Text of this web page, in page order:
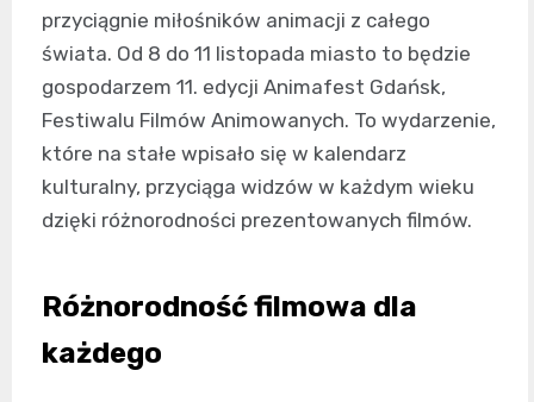
przyciągnie miłośników animacji z całego
świata. Od 8 do 11 listopada miasto to będzie
gospodarzem 11. edycji Animafest Gdańsk,
Festiwalu Filmów Animowanych. To wydarzenie,
które na stałe wpisało się w kalendarz
kulturalny, przyciąga widzów w każdym wieku
dzięki różnorodności prezentowanych filmów.
Różnorodność filmowa dla
każdego